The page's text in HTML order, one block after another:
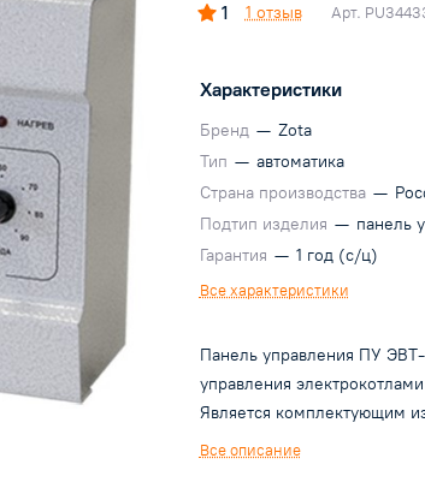
1 1 отзыв Арт.
Характеристики
Бренд — Zota
Тип — автоматика
Страна производства —
Подтип изделия — панель
Гарантия — 1 год (с/ц)
Все характеристики
Панель управления ПУ
управления
Является комплектующим
ZOTA «Econom» мощностью
Все описание